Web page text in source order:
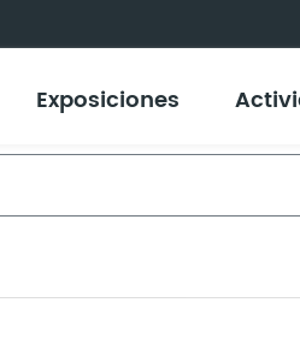
Exposiciones